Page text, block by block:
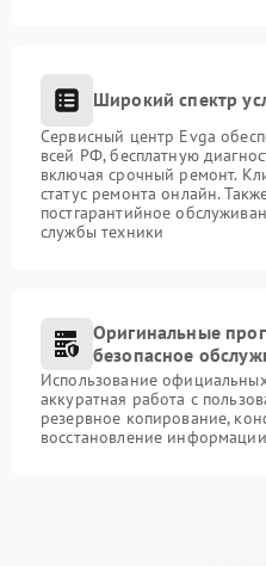
Широкий спектр
Сервисный центр Evga
всей РФ, бесплатную
включая срочный ремонт.
статус ремонта онлайн.
постгарантийное
службы техники
Оригинальные
безопасное
Использование
аккуратная работа с
резервное копирование,
восстановление